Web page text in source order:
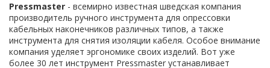
Pressmaster - всемирно известная шведская компания
производитель ручного инструмента для опрессовки
кабельных наконечников различных типов, а также
инструмента для снятия изоляции кабеля. Особое внимание
компания уделяет эргономике своих изделий. Вот уже
более 30 лет инструмент Pressmaster устанавливает